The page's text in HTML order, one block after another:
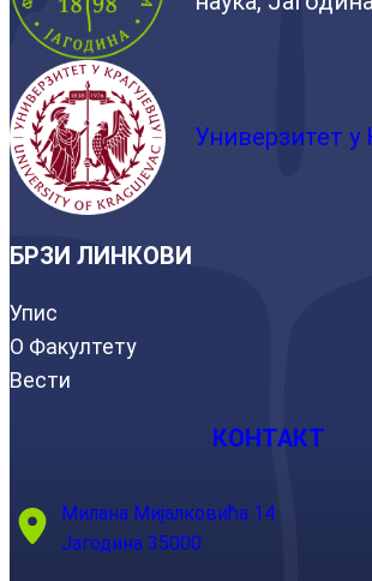
Универзитет у
БРЗИ ЛИНКОВИ
Упис
О Факултету
Вести
КОНТАКТ
Милана Мијалковића 14
Јагодина 35000